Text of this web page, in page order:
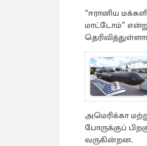
“ஈரானிய
மாட்டோம்”
அமெரிக்கா
போருக்குப்
வருகின்றன.